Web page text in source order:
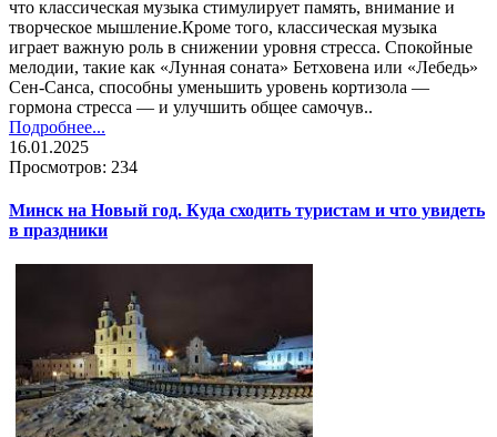
что классическая музыка стимулирует память, внимание и
творческое мышление.Кроме того, классическая музыка
играет важную роль в снижении уровня стресса. Спокойные
мелодии, такие как «Лунная соната» Бетховена или «Лебедь»
Сен-Санса, способны уменьшить уровень кортизола —
гормона стресса — и улучшить общее самочув..
Подробнее...
16.01.2025
Просмотров: 234
Минск на Новый год. Куда сходить туристам и что увидеть
в праздники